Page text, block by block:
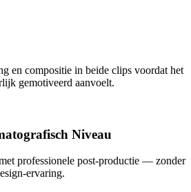
en compositie in beide clips voordat het
gemotiveerd aanvoelt.
Niveau
professionele post-productie — zonder
ervaring.